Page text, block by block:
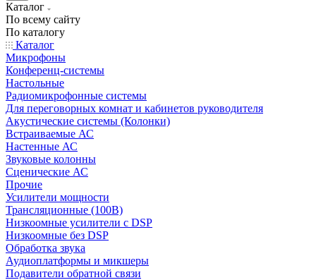
Каталог
По всему сайту
По каталогу
Каталог
Микрофоны
Конференц-системы
Настольные
Радиомикрофонные системы
Для переговорных комнат и кабинетов руководителя
Акустические системы (Колонки)
Встраиваемые АС
Настенные АС
Звуковые колонны
Сценические АС
Прочие
Усилители мощности
Трансляционные (100В)
Низкоомные усилители с DSP
Низкоомные без DSP
Обработка звука
Аудиоплатформы и микшеры
Подавители обратной связи